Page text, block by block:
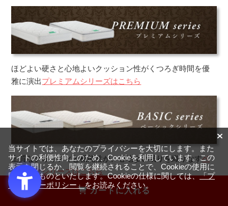
カートに入れる
ほどよい硬さと心地よいクッション性がくつろぎ時間を優
雅に演出プレミアムシリーズはこちら
上質なクオリティと機能性が、心地よい眠りを織りなすベ
ーシックシリーズはこちら
当サイトでは、あなたのプライバシーを大切にします。また
サイトの利便性向上のため、Cookieを利用しています。この
表示を閉じるか、閲覧を継続されることで、Cookieの使用に
同意するものといたします。Cookieの仕様に関しては、「プ
ライバシーポリシー」をお読みください。